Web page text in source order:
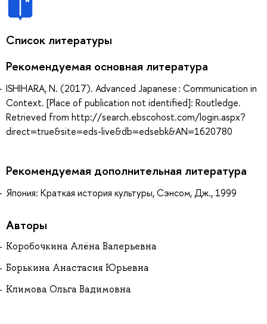
Список литературы
Рекомендуемая основная литература
ISHIHARA, N. (2017). Advanced Japanese : Communication in
Context. [Place of publication not identified]: Routledge.
Retrieved from http://search.ebscohost.com/login.aspx?
direct=true&site=eds-live&db=edsebk&AN=1620780
Рекомендуемая дополнительная литература
Япония: Краткая история культуры, Сэнсом, Дж., 1999
Авторы
Коробочкина Алёна Валерьевна
Борькина Анастасия Юрьевна
Климова Ольга Вадимовна